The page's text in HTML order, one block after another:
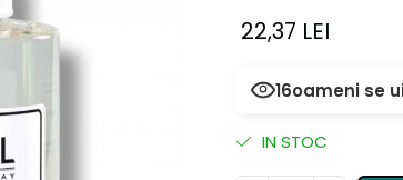
22,37 LEI
16oameni se
IN STOC